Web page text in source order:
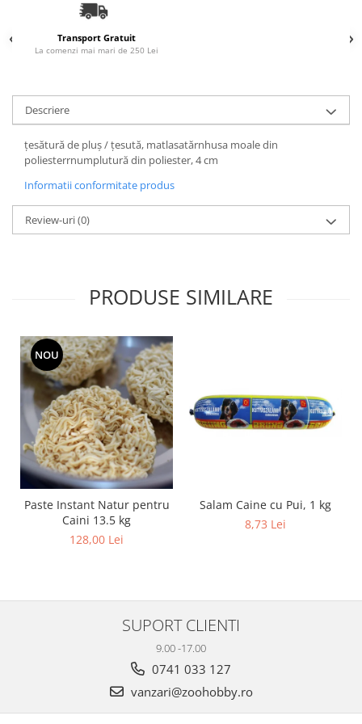
Accesorii Auto & Bicicletă
Accesorii Acasă și Mobilier
Dresaj & Sport
Transport Gratuit
La comenzi mai mari de 250 Lei
Descriere
țesătură de pluș / țesută, matlasatărnhusa moale din
poliesterrnumplutură din poliester, 4 cm
Informatii conformitate produs
Review-uri(0)
PRODUSE SIMILARE
NOU
Paste Instant Natur pentru
Caini 13.5 kg
128,00 Lei
Salam Caine cu Pui, 1 kg
8,73 Lei
SUPORT CLIENTI
9.00 -17.00
0741 033 127
vanzari@zoohobby.ro